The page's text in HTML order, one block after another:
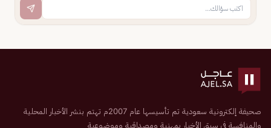
صحيفة إلكترونية سعودية تم تأسيسها عام 2007م تهتم بنشر الأخبار المحلية
والمنافسة في سبق الأخبار بمهنية ومصداقية وموضوعية